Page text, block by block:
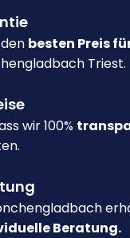
besten Preis
Triest.
wir 100%
Beratung.